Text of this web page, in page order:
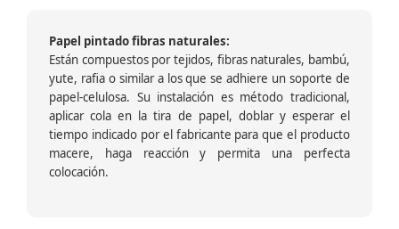
Papel pintado fibras naturales:
Están compuestos por tejidos, fibras naturales, bambú,
yute, rafia o similar a los que se adhiere un soporte de
papel-celulosa. Su instalación es método tradicional,
aplicar cola en la tira de papel, doblar y esperar el
tiempo indicado por el fabricante para que el producto
macere, haga reacción y permita una perfecta
colocación.